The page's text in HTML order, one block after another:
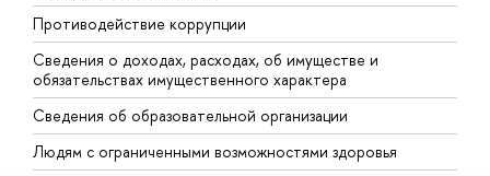
Противодействие коррупции
Сведения о доходах, расходах, об имуществе и
обязательствах имущественного характера
Сведения об образовательной организации
Людям с ограниченными возможностями здоровья